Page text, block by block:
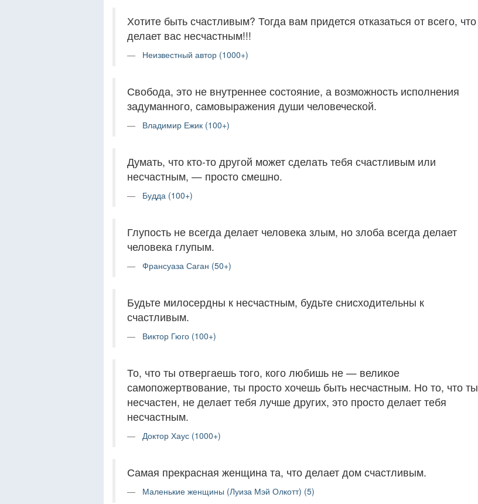
Хотите быть счастливым? Тогда вам придется отказаться от всего, что
делает вас несчастным!!!
Неизвестный автор (1000+)
Свобода, это не внутреннее состояние, а возможность исполнения
задуманного, самовыражения души человеческой.
Владимир Ежик (100+)
Думать, что кто-то другой может сделать тебя счастливым или
несчастным, — просто смешно.
Будда (100+)
Глупость не всегда делает человека злым, но злоба всегда делает
человека глупым.
Франсуаза Саган (50+)
Будьте милосердны к несчастным, будьте снисходительны к
счастливым.
Виктор Гюго (100+)
То, что ты отвергаешь того, кого любишь не — великое
самопожертвование, ты просто хочешь быть несчастным. Но то, что ты
несчастен, не делает тебя лучше других, это просто делает тебя
несчастным.
Доктор Хаус (1000+)
Самая прекрасная женщина та, что делает дом счастливым.
Маленькие женщины (Луиза Мэй Олкотт) (5)